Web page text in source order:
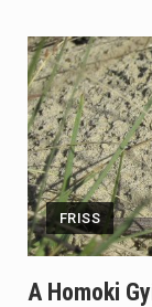
FRISS
A Homoki